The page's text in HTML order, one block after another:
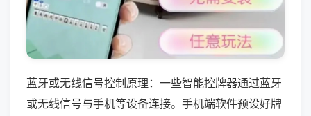
蓝牙或无线信号控制原理：一些智能控牌器通过蓝牙
或无线信号与手机等设备连接。手机端软件预设好牌